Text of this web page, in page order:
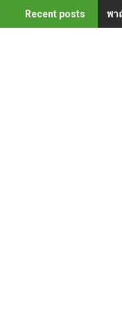
Recent posts พา